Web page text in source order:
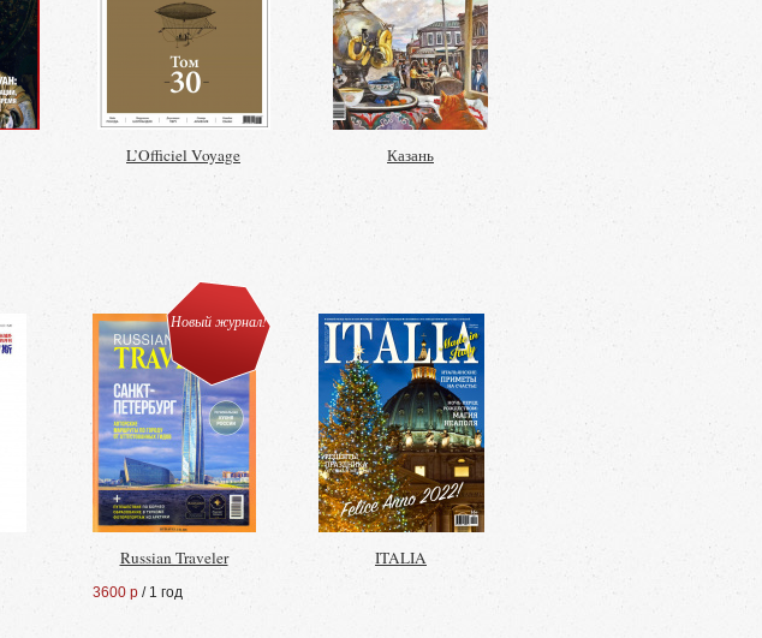
L’Officiel Voyage Казань
Новый журнал!
Russian Traveler
3600 р / 1 год
ITALIA